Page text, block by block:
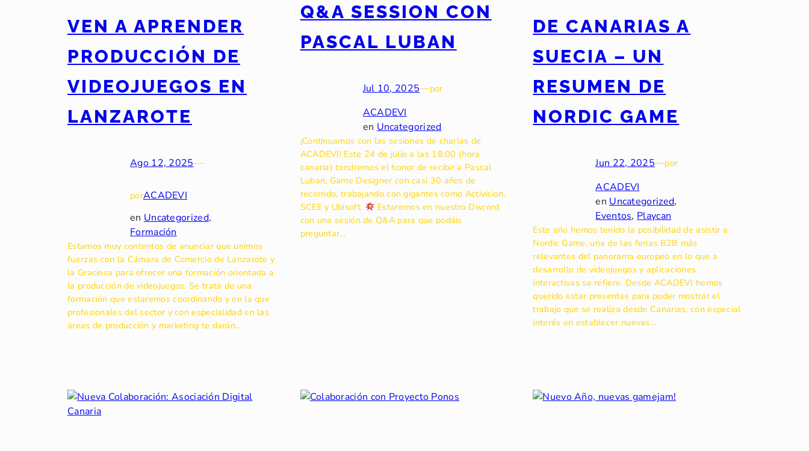
VEN A APRENDER
PRODUCCIÓN DE
VIDEOJUEGOS EN
LANZAROTE
Ago 12, 2025—
porACADEVI
en Uncategorized
Formación
Estamos muy contentos de anunciar que unimos
fuerzas con la Cámara de Comercio de Lanzarote y
la Graciosa para ofrecer una formación orientada a
la producción de videojuegos. Se trata de una
formación que estaremos coordinando y en la que
profesionales del sector y con especialidad en las
áreas de producción y marketing te darán…
Q&A SESSION CON
PASCAL LUBAN
Jul 10, 2025—por
ACADEVI
en Uncategorized
¡Continuamos con las sesiones de charlas de
ACADEVI! Este 24 de julio a las 18:00 (hora
canaria) tendremos el honor de recibir a Pascal
Luban, Game Designer con casi 30 años de
recorrido, trabajando con gigantes como Activision,
SCEE y Ubisoft.
Estaremos en nuestro Discord
con una sesión de Q&A para que podáis
preguntar…
DE CANARIAS A
SUECIA – UN
RESUMEN DE
NORDIC GAME
Jun 22, 2025—por
ACADEVI
en Uncategorized
Eventos, Playcan
Este año hemos tenido la posibilidad de asistir a
Nordic Game, una de las ferias B2B más
relevantes del panorama europeo en lo que a
desarrollo de videojuegos y aplicaciones
interactivas se refiere. Desde ACADEVI hemos
querido estar presentes para poder mostrar el
trabajo que se realiza desde Canarias, con especial
interés en establecer nuevas…